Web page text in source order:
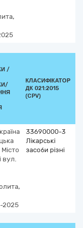
/
КЛАСИФІКАТОР
ДК 021:2015
(CPV)
Місто
вул.
2025
33690000-3
Лікарські
засоби різні